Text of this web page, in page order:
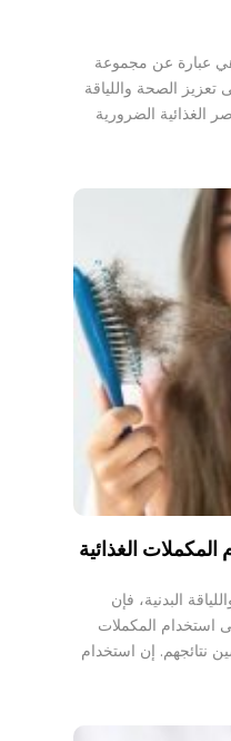
عبارة عن مجموعة
الصحة واللياقة
الغذائية الضرورية
الغذائية
البدنية، فإن
استخدام المكملات
نتائجهم. إن استخدام